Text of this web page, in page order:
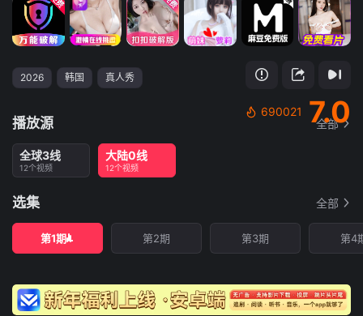
2026 韩国 真人秀
690021 7.0
播放源 全部
全球3线
12个视频
大陆0线
12个视频
选集 全部
第1期 第2期 第3期 第4